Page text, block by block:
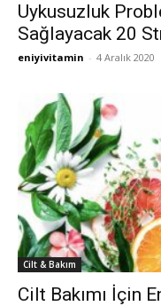
Uykusuzluk
Sağlayacak 20
eniyivitamin - 4 Aralık 2020
Cilt & Bakım
Cilt Bakımı İçin